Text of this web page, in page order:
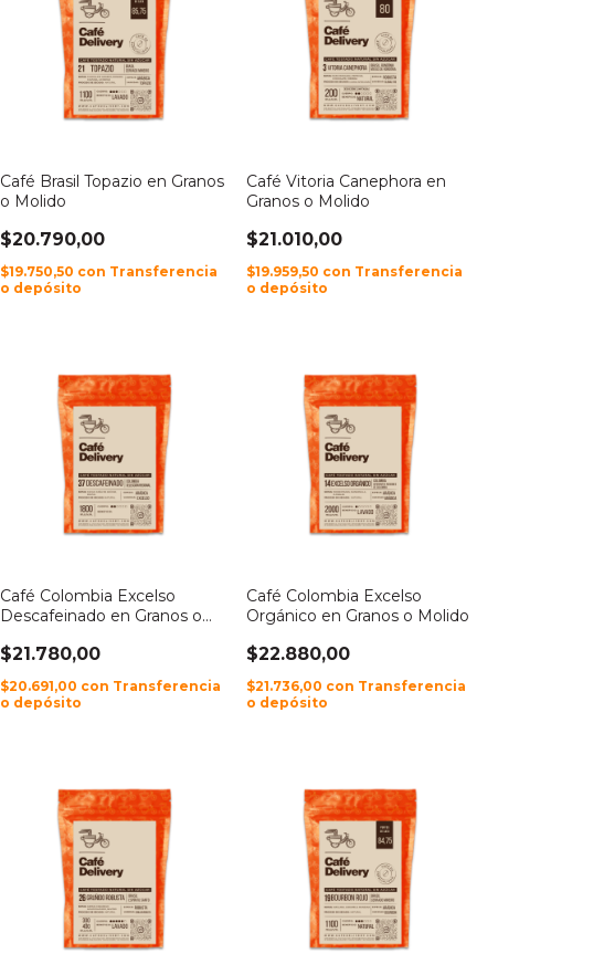
Café Brasil Topazio en Granos
o Molido
$20.790,00
$19.750,50 con Transferencia
o depósito
Café Vitoria Canephora en
Granos o Molido
$21.010,00
$19.959,50 con Transferencia
o depósito
Café Colombia Excelso
Descafeinado en Granos o
$21.780,00
$20.691,00 con Transferencia
o depósito
Café Colombia Excelso
Orgánico en Granos o Molido
$22.880,00
$21.736,00 con Transferencia
o depósito